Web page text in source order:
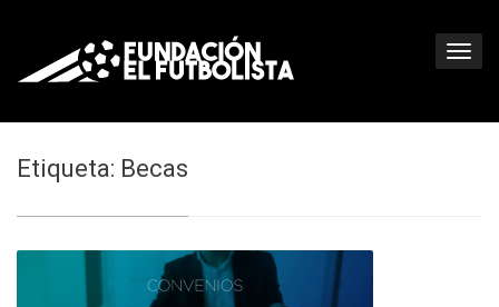
Etiqueta: Becas